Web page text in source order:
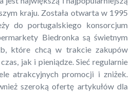
kraju. Została otwarta w 1995
do portugalskiego konsorcjum
Biedronka są świetnym
które chcą w trakcie zakupów
jak i pieniądze. Sieć regularnie
atrakcyjnych promocji i zniżek.
szeroką ofertę artykułów dla